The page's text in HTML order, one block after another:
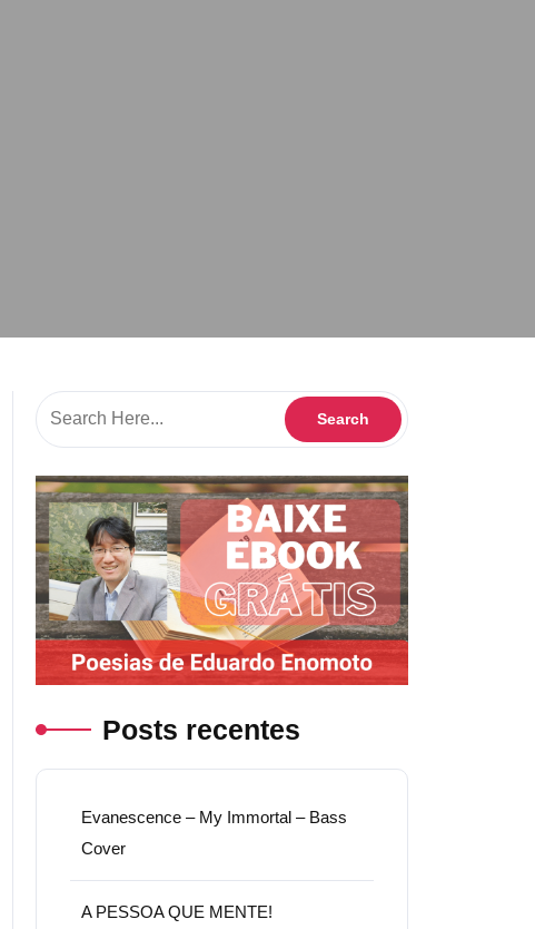
Posts recentes
Evanescence – My Immortal – Bass
Cover
A PESSOA QUE MENTE!